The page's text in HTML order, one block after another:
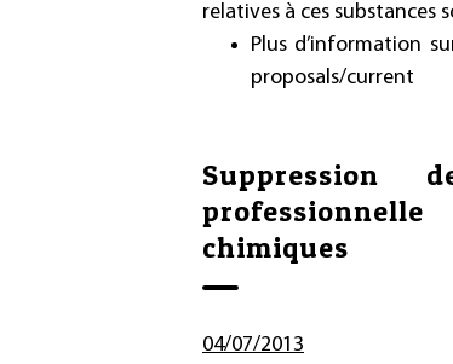
relatives à ces substances
Plus d’information
proposals/current
Suppression
chimiques
04/07/2013